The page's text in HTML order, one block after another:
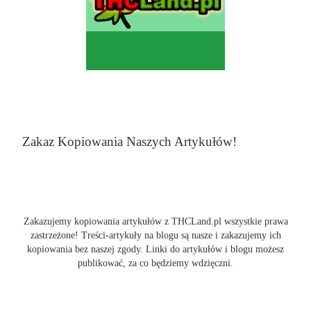
Zakaz Kopiowania Naszych Artykułów!
Zakazujemy kopiowania artykułów z THCLand.pl wszystkie prawa
zastrzeżone! Treści-artykuły na blogu są nasze i zakazujemy ich
kopiowania bez naszej zgody. Linki do artykułów i blogu możesz
publikować, za co będziemy wdzięczni.